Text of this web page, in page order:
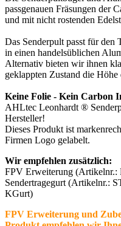
passgenauen Fräsungen der
und mit nicht rostenden
Das Senderpult passt für
in einen handelsüblichen
Alternativ bieten wir ihnen
geklappten Zustand die
Keine Folie - Kein Carbon
AHLtec Leonhardt ®
Hersteller!
Dieses Produkt ist
Firmen Logo gelabelt.
Wir empfehlen zusätzlich:
FPV Erweiterung (Artikelnr.:
Sendertragegurt (Artikelnr.:
KGurt)
FPV Erweiterung und